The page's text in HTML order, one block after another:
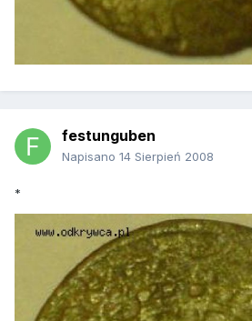
festunguben
Napisano 14 Sierpień 2008
*